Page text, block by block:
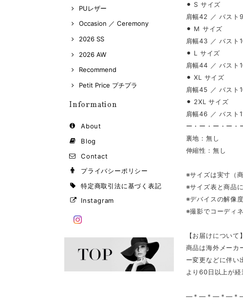
PUレザー
Occasion ／ Ceremony
2026 SS
2026 AW
Recommend
Petit Price プチプラ
Information
About
Blog
Contact
プライバシーポリシー
特定商取引法に基づく表記
Instagram
⚫︎ S サイズ
肩幅42 ／ バス
⚫︎ M サイズ
肩幅43 ／ バスト
⚫︎ L サイズ
肩幅44 ／ バスト
⚫︎ XL サイズ
肩幅45 ／ バスト
⚫︎ 2XL サイズ
肩幅46 ／ バスト
ー・ー・ー・ー・
裏地：無し
伸縮性：無し
※サイズは実寸（
※サイズ表と商品
※デバイスの解像
※撮影でコーディ
【お届けについて】
商品は海外メーカ
ー変更などに伴い
より60日以上が
—＊—＊—＊—＊